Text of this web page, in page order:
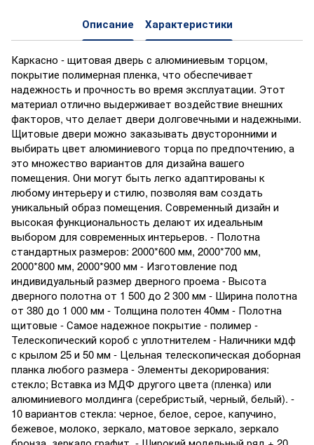
Описание Характеристики
Каркасно - щитовая дверь с алюминиевым торцом,
покрытие полимерная пленка, что обеспечивает
надежность и прочность во время эксплуатации. Этот
материал отлично выдерживает воздействие внешних
факторов, что делает двери долговечными и надежными.
Щитовые двери можно заказывать двусторонними и
выбирать цвет алюминиевого торца по предпочтению, а
это множество вариантов для дизайна вашего
помещения. Они могут быть легко адаптированы к
любому интерьеру и стилю, позволяя вам создать
уникальный образ помещения. Современный дизайн и
высокая функциональность делают их идеальным
выбором для современных интерьеров. - Полотна
стандартных размеров: 2000*600 мм, 2000*700 мм,
2000*800 мм, 2000*900 мм - Изготовление под
индивидуальный размер дверного проема - Высота
дверного полотна от 1 500 до 2 300 мм - Ширина полотна
от 380 до 1 000 мм - Толщина полотен 40мм - Полотна
щитовые - Самое надежное покрытие - полимер -
Телескопический короб с уплотнителем - Наличники мдф
с крылом 25 и 50 мм - Цельная телескопическая доборная
планка любого размера - Элементы декорирования:
стекло; Вставка из МДФ другого цвета (пленка) или
алюминиевого молдинга (серебристый, черный, белый). -
10 вариантов стекла: черное, белое, серое, капучино,
бежевое, молоко, зеркало, матовое зеркало, зеркало